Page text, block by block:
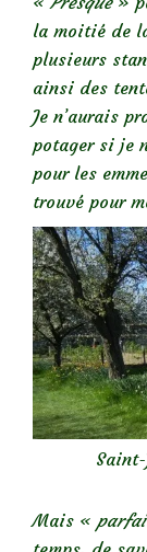
la moitié de
plusieurs
ainsi des
Je n’aurais
potager si je
pour les
trouvé pour
Mais «